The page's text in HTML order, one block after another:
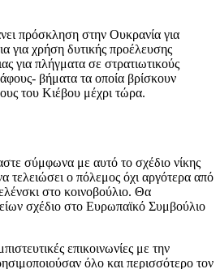
πρόσκληση στην Ουκρανία για
για χρήση δυτικής προέλευσης
για πλήγματα σε στρατιωτικούς
βήματα τα οποία βρίσκουν
του Κιέβου μέχρι τώρα.
σύμφωνα με αυτό το σχέδιο νίκης
τελειώσει ο πόλεμος όχι αργότερα από
στο κοινοβούλιο. Θα
σχέδιο στο Ευρωπαϊκό Συμβούλιο
επικοινωνίες με την
όλο και περισσότερο τον